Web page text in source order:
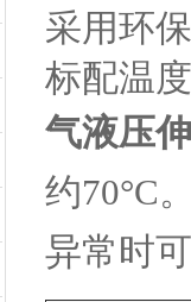
采用环
标配温
气液压
约70°C
异常时